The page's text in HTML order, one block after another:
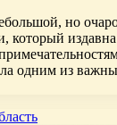
но
который
одним из